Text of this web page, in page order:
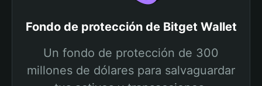
Fondo de protección de Bitget Wallet
Un fondo de protección de 300
millones de dólares para salvaguardar